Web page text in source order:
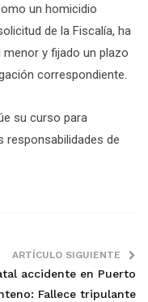
un homicidio
de la Fiscalía, ha
y fijado un plazo
correspondiente.
su curso para
responsabilidades de
ARTÍCULO SIGUIENTE
accidente en Puerto
Fallece tripulante